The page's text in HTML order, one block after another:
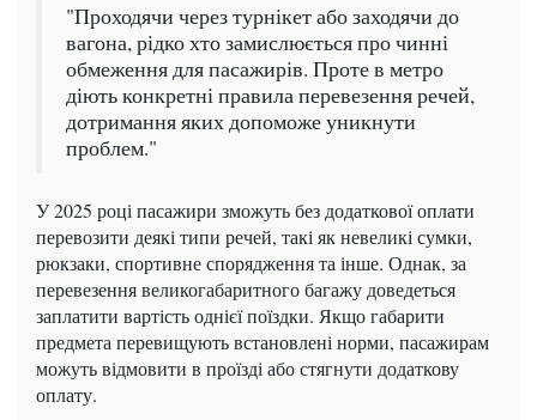
"Проходячи через турнікет або заходячи до
вагона, рідко хто замислюється про чинні
обмеження для пасажирів. Проте в метро
діють конкретні правила перевезення речей,
дотримання яких допоможе уникнути
проблем."
У 2025 році пасажири зможуть без додаткової оплати
перевозити деякі типи речей, такі як невеликі сумки,
рюкзаки, спортивне спорядження та інше. Однак, за
перевезення великогабаритного багажу доведеться
заплатити вартість однієї поїздки. Якщо габарити
предмета перевищують встановлені норми, пасажирам
можуть відмовити в проїзді або стягнути додаткову
оплату.